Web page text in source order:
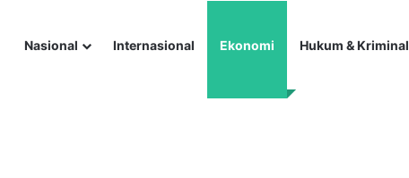
Nasional Internasional Ekonomi Hukum & Kriminal